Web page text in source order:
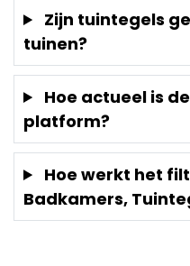
Zijn tuintegels
tuinen?
Hoe actueel is
platform?
Hoe werkt het
Badkamers,